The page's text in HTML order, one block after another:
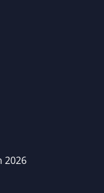
2026